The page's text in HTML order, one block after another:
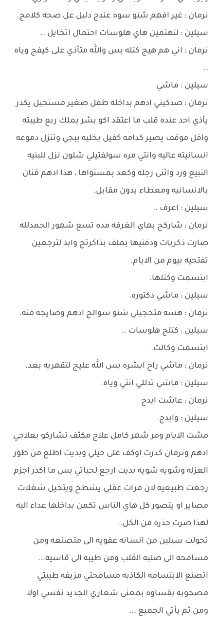
نرمان : غير افهم شنو سوه عندج دليل عل صحه كلامج.
سيلين : لتهتمين هاي هلوسات احتمال اتخايل ..
نرمان : اني هم هيج كتله بس والله متأذي على كيفج وياه
..
سيلين : ماشي
نرمان : صدكيني ادهم بداخله طفل صغير مستحيل يكدر
يأذي احد عنده قلب ما اعتقد اكو بشر يملك ربع طيبته
واقل موقف يصير كدامه كفيل يخليه يبجي وتنزل دموعه
انسانيته عاليه وانتي مره سولفتيلي شلون نزل للبنيه
التبيع ورد واثنى رجله وكعد بمستواها ، هذا ادهم فنان
بالانسانيه ومعطاء بدون مقابل.
سيلين : اعرف ..
نرمان : شاركج بهاي الغرفه مده تسع شهور الحمدلله
صارت ذكريات ودفنيها بملف بذاكرتج وابد لترجعين
تفتحيه بيوم من الايام.
ابتسمت وكتلها.
سيلين : ماشي دكتوره.
نرمان : هسه متحجيلي شنو سوالج ادهم وضايجه منه.
سيلين : كتلج هلوسات ..
ابتسمت وكالت.
نرمان : ماشي راح ابشره بس الله عليج لتقهريه بعد.
سيلين : ماشي تدللي انتي وياه.
نرمان : عاشت ايدج
سيلين : وايدج.
مشت الايام ومر شهر كامل علاج مكثف تشاركو بعلاجي
ادهم ونرمان كدرت اوكف على حيلي وبديت اطلع من طور
العزله وشويه شويه بديت ارجع لحياتي بس ما اكدر اجزم
رجعت طبيعيه لان مرات عقلي يشطح ويتخيل شغلات
مصاير او يتصور كل هاي الناس تكمن بداخلها عداء اليه
لهذا صرت حذره من الكل..
تحولت سيلين من انسانه عفويه الى متصنعه ومن
مسامحه الى صلبه القلب ومن طيبه الى قاسيه...
اتصنع الابتسامه الكاذبه مسامحتي مزيفه طيبتي
مصحوبه بقساوه بمعنى شعاري الجديد نفسي اولا
ومن ثم يأتي الجميع ...